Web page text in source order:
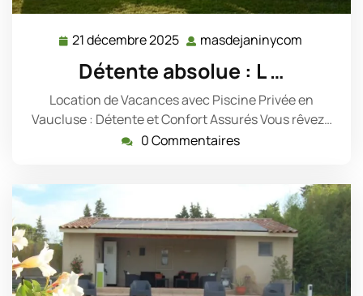
21 décembre 2025 21
décembre
2025
masdejaninycom
Détente absolue : L …
Location de Vacances avec Piscine Privée en
Vaucluse : Détente et Confort Assurés Vous rêvez…
0 Commentaires